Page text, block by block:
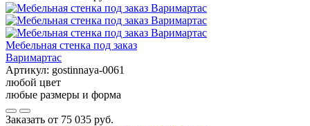
Мебельная стенка под заказ
Варимартас
Артикул: gostinnaya-0061
любой цвет
любые размеры и форма
Заказать от 75 035 руб.